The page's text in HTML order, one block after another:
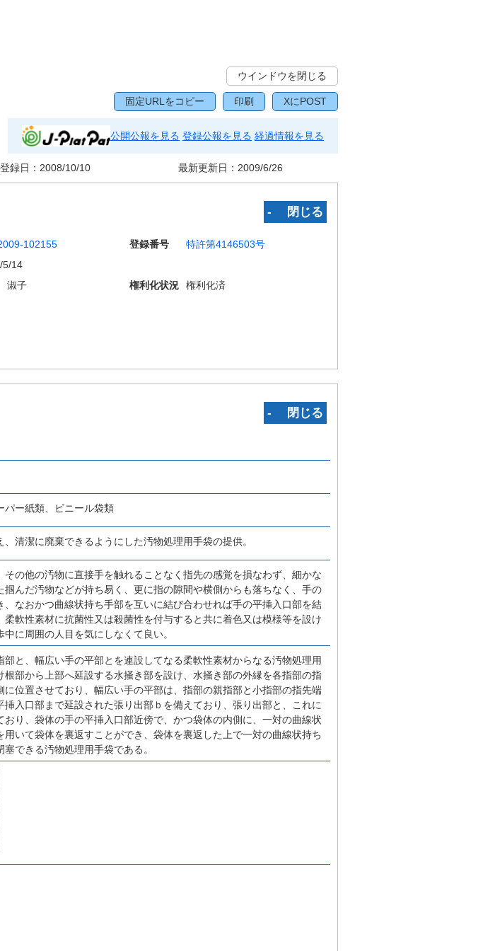
ウインドウを閉じる
固定URLをコピー 印刷 XにPOST
公開公報を見る 登録公報を見る 経過情報を見る
録日： 2008/10/10 最新更新日： 2009/6/26
‐ 閉じる
102155 登録番号
特許第4146503号
5/14
淑子 権利化状況
権利化済
‐ 閉じる
パー紙類、ビニール袋類
清潔に廃棄できるようにした汚物処理用手袋の提供。
の他の汚物に直接手を触れることなく指先の感覚を損なわず、細かな
んだ汚物などが持ち易く、更に指の隙間や横側からも落ちなく、手の
なおかつ曲線状持ち手部を互いに結び合わせれば手の平挿入口部を結
軟性素材に抗菌性又は殺菌性を付与すると共に着色又は模様等を設け
に周囲の人目を気にしなくて良い。
と、幅広い手の平部とを連設してなる柔軟性素材からなる汚物処理用
部から上部へ延設する水掻き部を設け、水掻き部の外縁を各指部の指
位置させており、幅広い手の平部は、指部の親指部と小指部の指先端
入口部まで延設された張り出部ｂを備えており、張り出部と、これに
り、袋体の手の平挿入口部近傍で、かつ袋体の内側に、一対の曲線状
いて袋体を裏返すことができ、袋体を裏返した上で一対の曲線状持ち
できる汚物処理用手袋である。